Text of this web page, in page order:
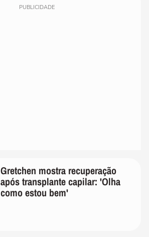
PUBLICIDADE
Gretchen mostra recuperação
após transplante capilar: 'Olha
como estou bem'